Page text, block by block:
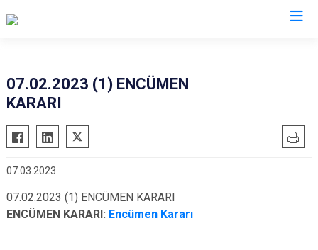
07.02.2023 (1) ENCÜMEN
KARARI
07.03.2023
07.02.2023 (1) ENCÜMEN KARARI
ENCÜMEN KARARI: Encümen Kararı